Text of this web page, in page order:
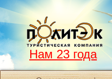
Нам 23 года